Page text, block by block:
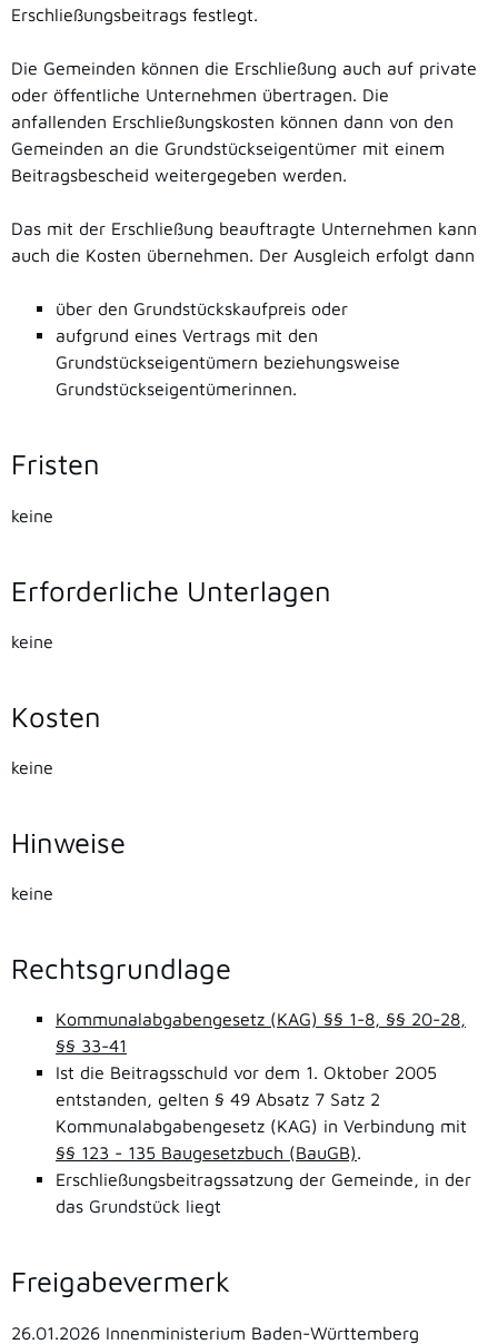
Erschließungsbeitrags festlegt.
Die Gemeinden können die Erschließung auch auf private
oder öffentliche Unternehmen übertragen. Die
anfallenden Erschließungskosten können dann von den
Gemeinden an die Grundstückseigentümer mit einem
Beitragsbescheid weitergegeben werden.
Das mit der Erschließung beauftragte Unternehmen kann
auch die Kosten übernehmen. Der Ausgleich erfolgt dann
über den Grundstückskaufpreis oder
aufgrund eines Vertrags mit den
Grundstückseigentümern beziehungsweise
Grundstückseigentümerinnen.
Fristen
keine
Erforderliche Unterlagen
keine
Kosten
keine
Hinweise
keine
Rechtsgrundlage
Kommunalabgabengesetz (KAG) §§ 1-8, §§ 20-28,
§§ 33-41
Ist die Beitragsschuld vor dem 1. Oktober 2005
entstanden, gelten § 49 Absatz 7 Satz 2
Kommunalabgabengesetz (KAG) in Verbindung mit
§§ 123 - 135 Baugesetzbuch (BauGB).
Erschließungsbeitragssatzung der Gemeinde, in der
das Grundstück liegt
Freigabevermerk
26.01.2026 Innenministerium Baden-Württemberg